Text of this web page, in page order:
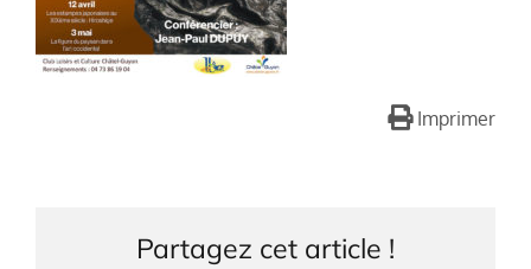
Imprimer
Partagez cet article !